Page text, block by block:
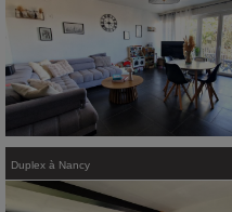
Duplex à Nancy